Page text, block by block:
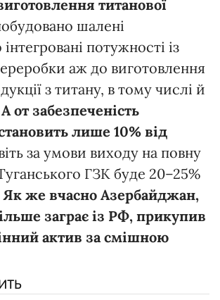
титанової
шалені
потужності із
аж до виготовлення
з титану, в тому числі й
А от забезпеченість
лише 10% від
за умови виходу на повну
ГЗК буде 20–25%
Як же вчасно Азербайджан,
заграє із РФ, прикупив
актив за смішною